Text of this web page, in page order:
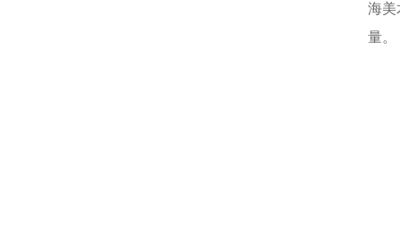
海美
量。